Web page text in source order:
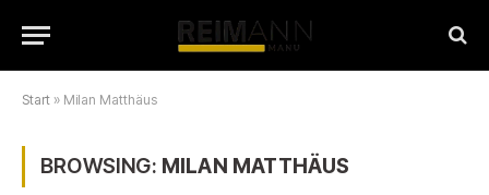
Start » Milan Matthäus
BROWSING: MILAN MATTHÄUS